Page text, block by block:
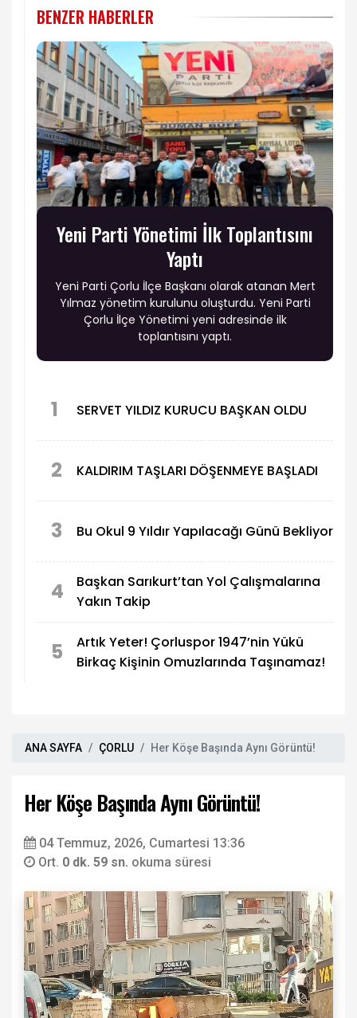
BENZER HABERLER
Yeni Parti Yönetimi İlk Toplantısını
Yaptı
Yeni Parti Çorlu İlçe Başkanı olarak atanan Mert
Yılmaz yönetim kurulunu oluşturdu. Yeni Parti
Çorlu İlçe Yönetimi yeni adresinde ilk
toplantısını yaptı.
1 SERVET YILDIZ KURUCU BAŞKAN OLDU
2 KALDIRIM TAŞLARI DÖŞENMEYE BAŞLADI
3 Bu Okul 9 Yıldır Yapılacağı Günü Bekliyor
4
Başkan Sarıkurt’tan Yol Çalışmalarına
Yakın Takip
5
Artık Yeter! Çorluspor 1947’nin Yükü
Birkaç Kişinin Omuzlarında Taşınamaz!
ANA SAYFA ÇORLU Her Köşe Başında Aynı Görüntü!
Her Köşe Başında Aynı Görüntü!
04 Temmuz, 2026, Cumartesi 13:36
Ort. 0 dk. 59 sn. okuma süresi